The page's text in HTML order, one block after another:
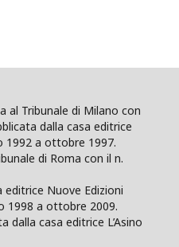
al Tribunale di Milano con
dalla casa editrice
1992 a ottobre 1997.
di Roma con il n.
editrice Nuove Edizioni
1998 a ottobre 2009.
dalla casa editrice L’Asino